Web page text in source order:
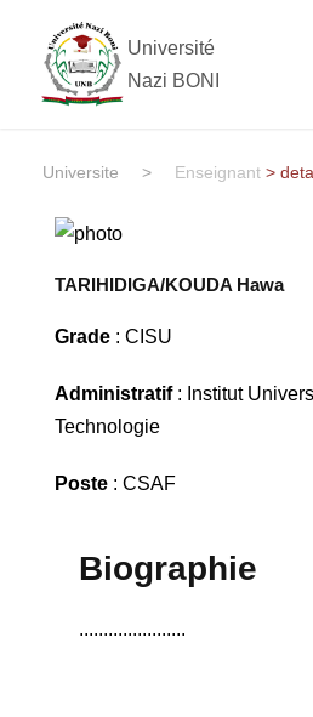
Université
Nazi BONI
Universite > Enseignant >
TARIHIDIGA/KOUDA Hawa
Grade: CISU
Administratif : Institut
Technologie
Poste: CSAF
Biographie
......................